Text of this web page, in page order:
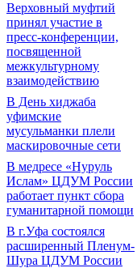
Верховный муфтий
принял участие в
пресс-конференции,
посвященной
межкультурному
взаимодействию
В День хиджаба
уфимские
мусульманки плели
маскировочные сети
В медресе «Нуруль
Ислам» ЦДУМ России
работает пункт сбора
гуманитарной помощи
В г.Уфа состоялся
расширенный Пленум-
Шура ЦДУМ России